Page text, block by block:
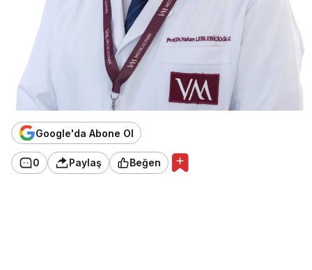
Google'da Abone Ol
0 Paylaş Beğen